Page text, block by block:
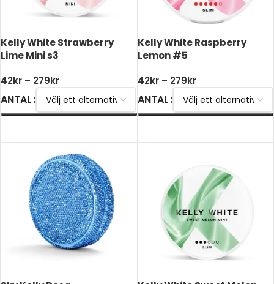
Kelly White Strawberry
Lime Mini s3
42kr – 279kr
ANTAL
Kelly White Raspberry
Lemon #5
42kr – 279kr
ANTAL